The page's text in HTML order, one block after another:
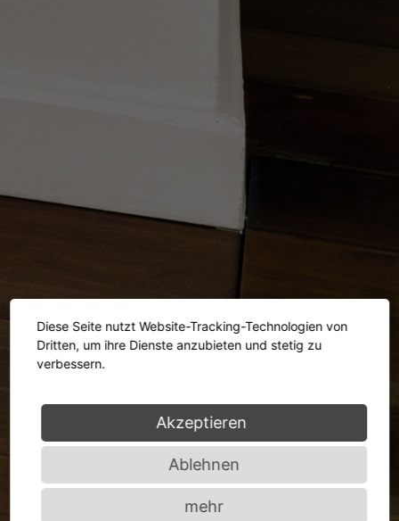
Diese Seite nutzt Website-Tracking-Technologien von
Dritten, um ihre Dienste anzubieten und stetig zu
verbessern.
Akzeptieren
Ablehnen
mehr